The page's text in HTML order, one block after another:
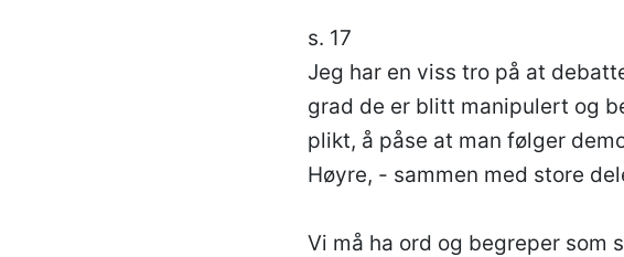
s. 17
Jeg har en viss tro på at
grad de er blitt manipulert og
plikt, å påse at man følger
Høyre, - sammen med store
Vi må ha ord og begreper som